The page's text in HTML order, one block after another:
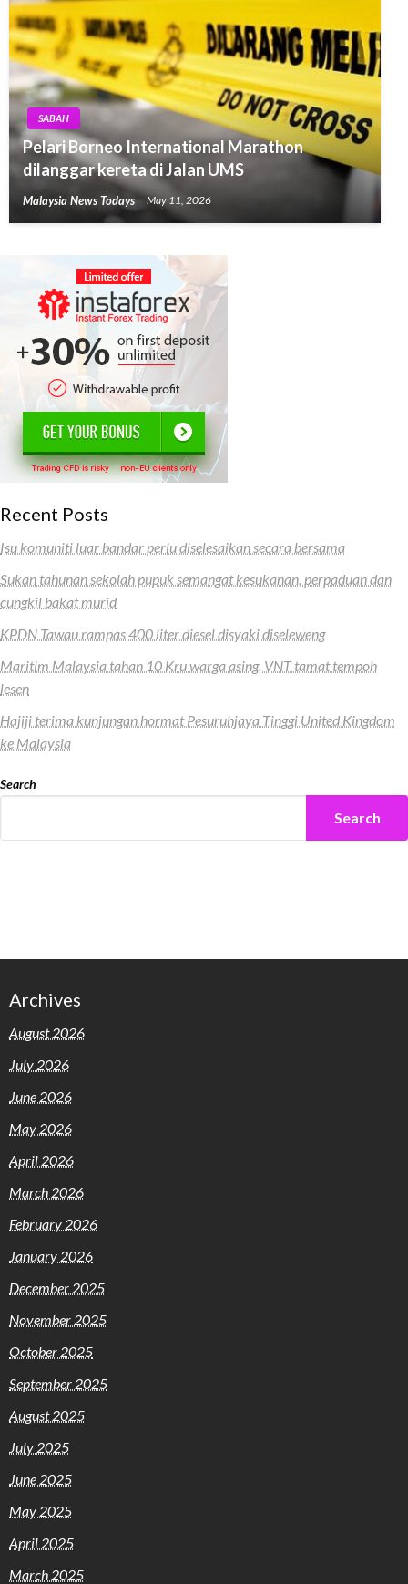
SABAH
Pelari Borneo International Marathon
dilanggar kereta di Jalan UMS
Malaysia News Todays May 11, 2026
Recent Posts
Isu komuniti luar bandar perlu diselesaikan secara bersama
Sukan tahunan sekolah pupuk semangat kesukanan, perpaduan dan
cungkil bakat murid
KPDN Tawau rampas 400 liter diesel disyaki diseleweng
Maritim Malaysia tahan 10 Kru warga asing, VNT tamat tempoh
lesen
Hajiji terima kunjungan hormat Pesuruhjaya Tinggi United Kingdom
ke Malaysia
Search
Search
Archives
August 2026
July 2026
June 2026
May 2026
April 2026
March 2026
February 2026
January 2026
December 2025
November 2025
October 2025
September 2025
August 2025
July 2025
June 2025
May 2025
April 2025
March 2025